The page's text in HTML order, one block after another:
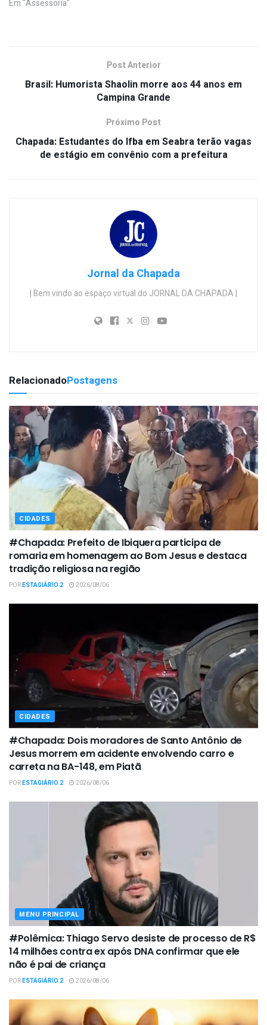
Em "Assessoria"
Post Anterior
Brasil: Humorista Shaolin morre aos 44 anos em
Campina Grande
Próximo Post
Chapada: Estudantes do Ifba em Seabra terão vagas
de estágio em convênio com a prefeitura
Jornal da Chapada
| Bem vindo ao espaço virtual do JORNAL DA CHAPADA |
RelacionadoPostagens
CIDADES
#Chapada: Prefeito de Ibiquera participa de
romaria em homenagem ao Bom Jesus e destaca
tradição religiosa na região
PORESTAGIÁRIO 2 2026/08/06
CIDADES
#Chapada: Dois moradores de Santo Antônio de
Jesus morrem em acidente envolvendo carro e
carreta na BA-148, em Piatã
PORESTAGIÁRIO 2 2026/08/06
MENU PRINCIPAL
#Polêmica: Thiago Servo desiste de processo de R$
14 milhões contra ex após DNA confirmar que ele
não é pai de criança
PORESTAGIÁRIO 2 2026/08/06